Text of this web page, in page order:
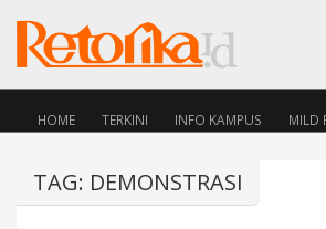
HOME TERKINI INFO KAMPUS MILD
TAG: DEMONSTRASI